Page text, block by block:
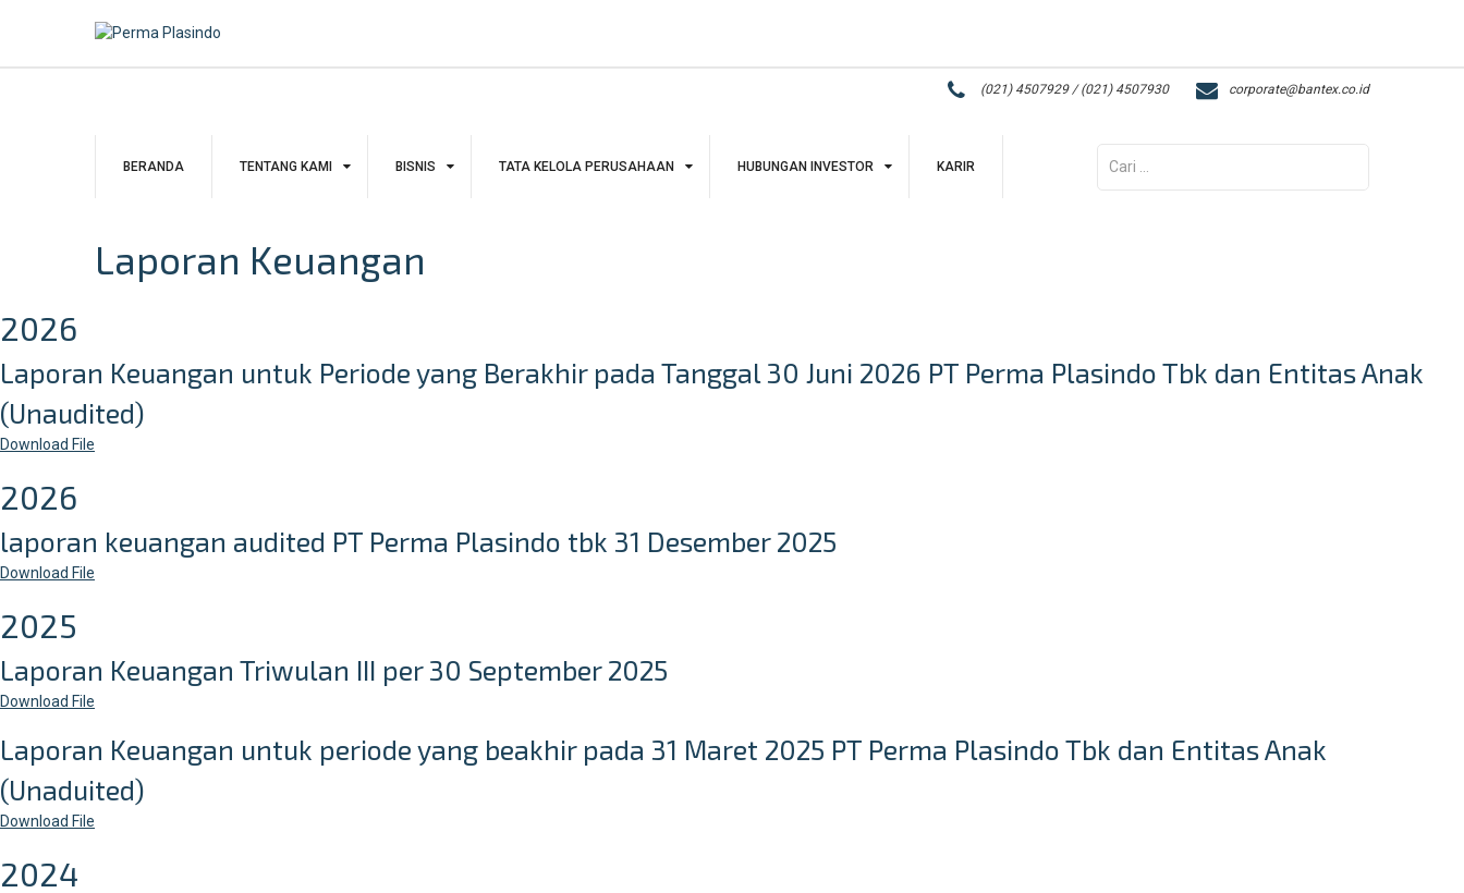
(021) 4507929 / (021) 4507930 corporate@bantex.co.id
BERANDA TENTANG KAMI BISNIS TATA KELOLA PERUSAHAAN HUBUNGAN INVESTOR KARIR
untuk:
Laporan Keuangan
2026
Laporan Keuangan untuk Periode yang Berakhir pada Tanggal 30 Juni 2026 PT Perma Plasindo Tbk dan Entitas Anak
(Unaudited)
Download File
2026
laporan keuangan audited PT Perma Plasindo tbk 31 Desember 2025
Download File
2025
Laporan Keuangan Triwulan III per 30 September 2025
Download File
Laporan Keuangan untuk periode yang beakhir pada 31 Maret 2025 PT Perma Plasindo Tbk dan Entitas Anak
(Unaduited)
Download File
2024